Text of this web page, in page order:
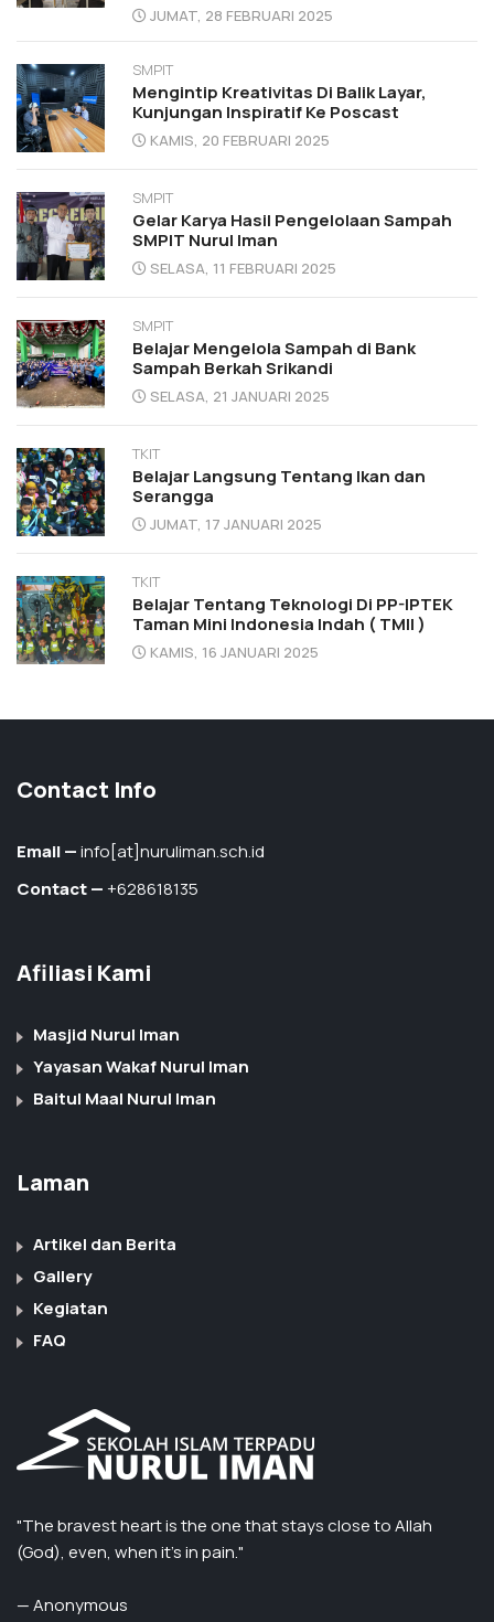
JUMAT, 28 FEBRUARI 2025
SMPIT
Mengintip Kreativitas Di Balik Layar,
Kunjungan Inspiratif Ke Poscast
KAMIS, 20 FEBRUARI 2025
SMPIT
Gelar Karya Hasil Pengelolaan Sampah
SMPIT Nurul Iman
SELASA, 11 FEBRUARI 2025
SMPIT
Belajar Mengelola Sampah di Bank
Sampah Berkah Srikandi
SELASA, 21 JANUARI 2025
TKIT
Belajar Langsung Tentang Ikan dan
Serangga
JUMAT, 17 JANUARI 2025
TKIT
Belajar Tentang Teknologi Di PP-IPTEK
Taman Mini Indonesia Indah ( TMII )
KAMIS, 16 JANUARI 2025
Contact Info
Email —info[at]nuruliman.sch.id
Contact —+628618135
Afiliasi Kami
Masjid Nurul Iman
Yayasan Wakaf Nurul Iman
Baitul Maal Nurul Iman
Laman
Artikel dan Berita
Gallery
Kegiatan
FAQ
"The bravest heart is the one that stays close to Allah
(God), even, when it’s in pain."
— Anonymous